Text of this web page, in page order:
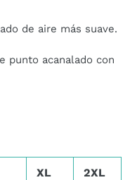
de aire más suave.
punto acanalado con
XL 2XL